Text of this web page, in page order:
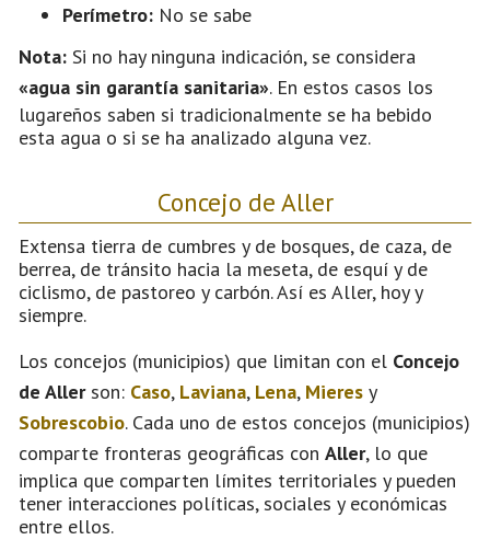
Perímetro: No se sabe
Nota: Si no hay ninguna indicación, se considera
«agua sin garantía sanitaria». En estos casos los
lugareños saben si tradicionalmente se ha bebido
esta agua o si se ha analizado alguna vez.
Concejo de Aller
Extensa tierra de cumbres y de bosques, de caza, de
berrea, de tránsito hacia la meseta, de esquí y de
ciclismo, de pastoreo y carbón. Así es Aller, hoy y
siempre.
Los concejos (municipios) que limitan con el Concejo
de Allerson: Caso, Laviana, Lena, Mieres y
Sobrescobio. Cada uno de estos concejos (municipios)
comparte fronteras geográficas con Aller, lo que
implica que comparten límites territoriales y pueden
tener interacciones políticas, sociales y económicas
entre ellos.